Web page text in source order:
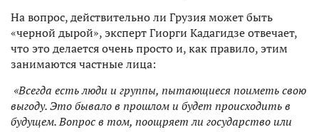
На вопрос, действительно ли Грузия может быть
«черной дырой», эксперт Гиорги Кадагидзе отвечает,
что это делается очень просто и, как правило, этим
занимаются частные лица:
«Всегда есть люди и группы, пытающиеся поиметь свою
выгоду. Это бывало в прошлом и будет происходить в
будущем. Вопрос в том, поощряет ли государство или